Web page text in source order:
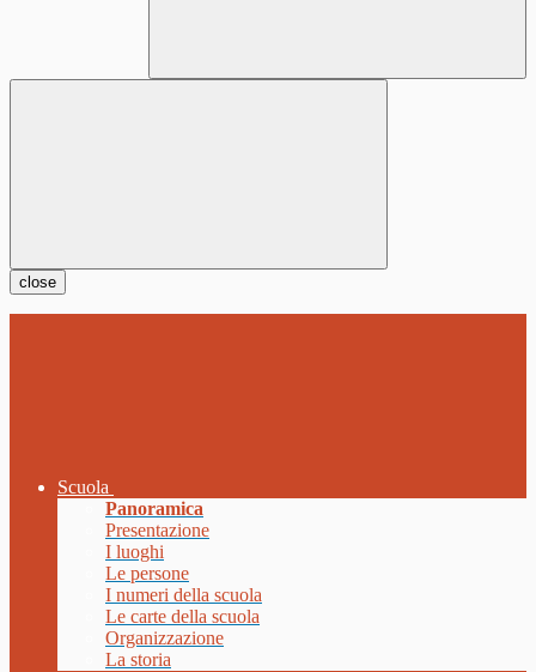
close
Scuola
Panoramica
Presentazione
I luoghi
Le persone
I numeri della scuola
Le carte della scuola
Organizzazione
La storia